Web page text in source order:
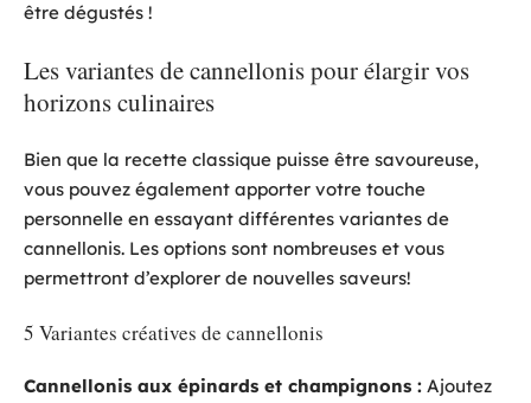
être dégustés !
Les variantes de cannellonis pour élargir vos
horizons culinaires
Bien que la recette classique puisse être savoureuse,
vous pouvez également apporter votre touche
personnelle en essayant différentes variantes de
cannellonis. Les options sont nombreuses et vous
permettront d’explorer de nouvelles saveurs!
5 Variantes créatives de cannellonis
Cannellonis aux épinards et champignons : Ajoutez